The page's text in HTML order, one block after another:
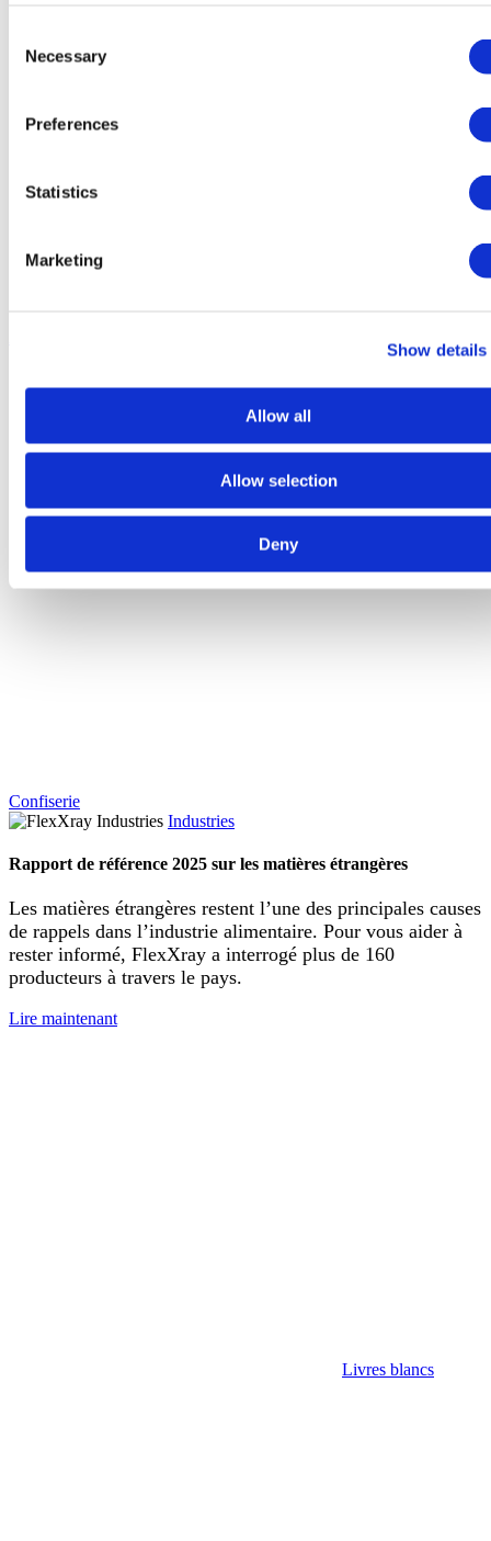
Selection
Necessary
Preferences
Statistics
Marketing
Show details
Allow all
Allow selection
Deny
Confiserie
Industries
Rapport de référence 2025 sur les matières étrangères
Les matières étrangères restent l’une des principales causes
de rappels dans l’industrie alimentaire. Pour vous aider à
rester informé, FlexXray a interrogé plus de 160
producteurs à travers le pays.
Lire maintenant
Livres blancs